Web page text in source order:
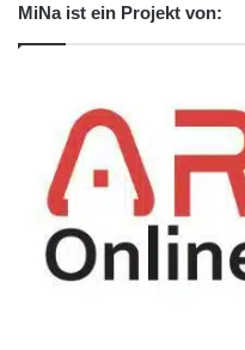
MiNa ist ein Projekt von: